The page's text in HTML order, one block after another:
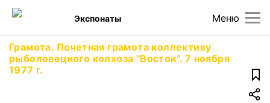
Меню
Экспонаты
Грамота. Почетная грамота коллективу
рыболовецкого колхоза "Восток". 7 ноября
1977 г.